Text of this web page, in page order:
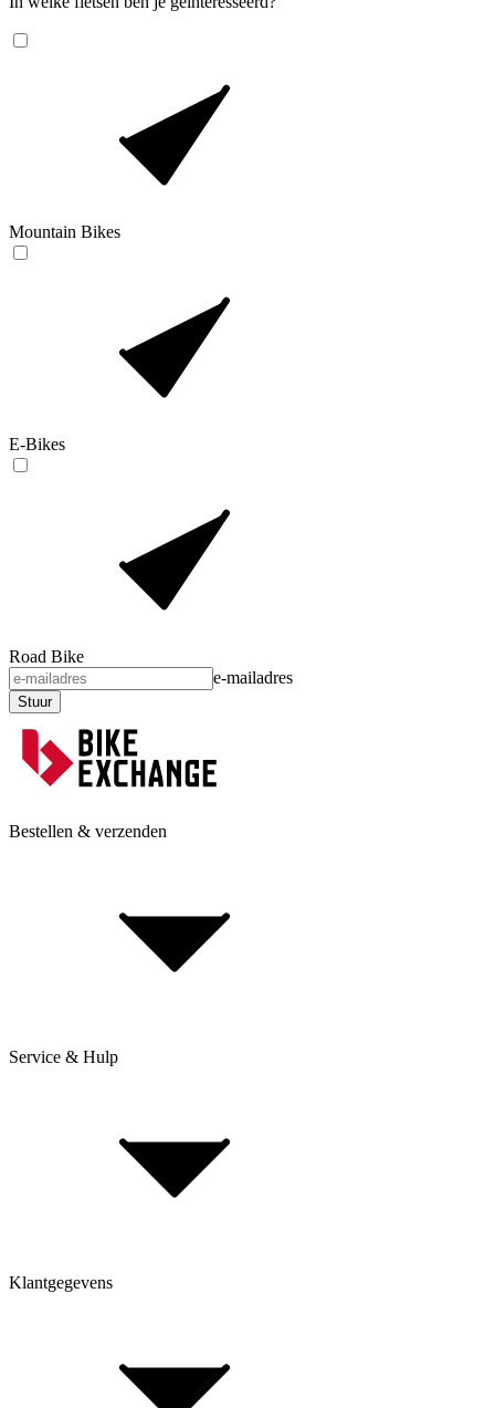
Mountain Bikes
E-Bikes
Road Bike
e-mailadres
Stuur
Bestellen & verzenden
Levering & verzending
Service & Hulp
Bepaal framehoogte
Klant account
Klantgegevens